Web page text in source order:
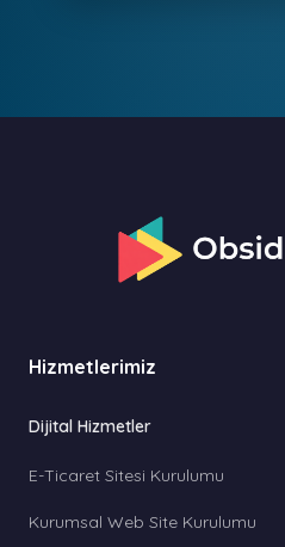
Hizmetlerimiz
Dijital Hizmetler
E-Ticaret Sitesi Kurulumu
Kurumsal Web Site Kurulumu